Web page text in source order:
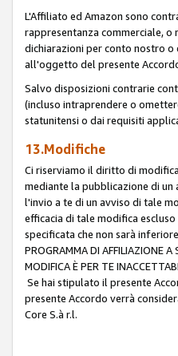
L'Affiliato ed Amazon sono
rappresentanza commerciale,
dichiarazioni per conto nostro
all'oggetto del presente
Salvo disposizioni contrarie
(incluso intraprendere o
statunitensi o dai requisiti
13.Modifiche
Ci riserviamo il diritto di
mediante la pubblicazione di
l'invio a te di un avviso di tale
efficacia di tale modifica
specificata che non sarà
PROGRAMMA DI AFFILIAZIONE
MODIFICA È PER TE
Se hai stipulato il presente
presente Accordo verrà
Core S.à r.l.